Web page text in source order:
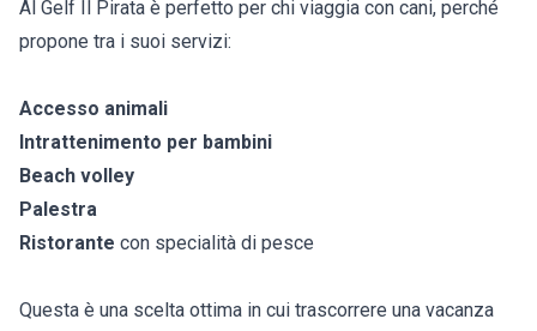
Al Gelf Il Pirata è perfetto per chi viaggia con cani, perché
propone tra i suoi servizi:
Accesso animali
Intrattenimento per bambini
Beach volley
Palestra
Ristorante con specialità di pesce
Questa è una scelta ottima in cui trascorrere una vacanza